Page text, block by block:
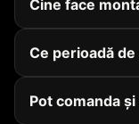
Cine face
Ce perioadă
Pot comanda